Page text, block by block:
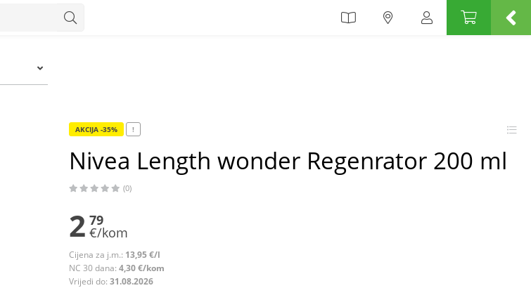
AKCIJA -35% !
Nivea Length wonder Regenrator 200 ml
(0)
2 79
€/kom
Cijena za j.m.: 13,95 €/l
NC 30 dana: 4,30 €/kom
Vrijedi do: 31.08.2026